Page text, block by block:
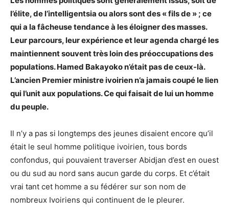
l’élite, de l’intelligentsia ou alors sont des « fils de » ; ce
qui a la fâcheuse tendance à les éloigner des masses.
Leur parcours, leur expérience et leur agenda chargé les
maintiennent souvent très loin des préoccupations des
populations. Hamed Bakayoko n’était pas de ceux-là.
L’ancien Premier ministre ivoirien n’a jamais coupé le lien
qui l’unit aux populations. Ce qui faisait de lui un homme
du peuple.
Il n’y a pas si longtemps des jeunes disaient encore qu’il
était le seul homme politique ivoirien, tous bords
confondus, qui pouvaient traverser Abidjan d’est en ouest
ou du sud au nord sans aucun garde du corps. Et c’était
vrai tant cet homme a su fédérer sur son nom de
nombreux Ivoiriens qui continuent de le pleurer.